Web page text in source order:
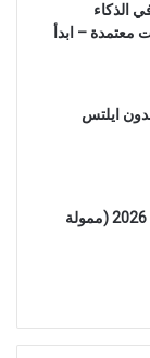
في الذكاء
بشهادات معتمدة – ابدأ
ايلتس
منحة جامعة الملك سعود 2026 (ممولة